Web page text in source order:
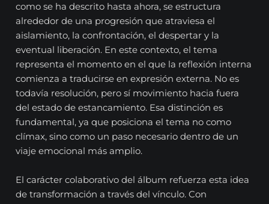
como se ha descrito hasta ahora, se estructura
alrededor de una progresión que atraviesa el
aislamiento, la confrontación, el despertar y la
eventual liberación. En este contexto, el tema
representa el momento en el que la reflexión interna
comienza a traducirse en expresión externa. No es
todavía resolución, pero sí movimiento hacia fuera
del estado de estancamiento. Esa distinción es
fundamental, ya que posiciona el tema no como
clímax, sino como un paso necesario dentro de un
viaje emocional más amplio.
El carácter colaborativo del álbum refuerza esta idea
de transformación a través del vínculo. Con